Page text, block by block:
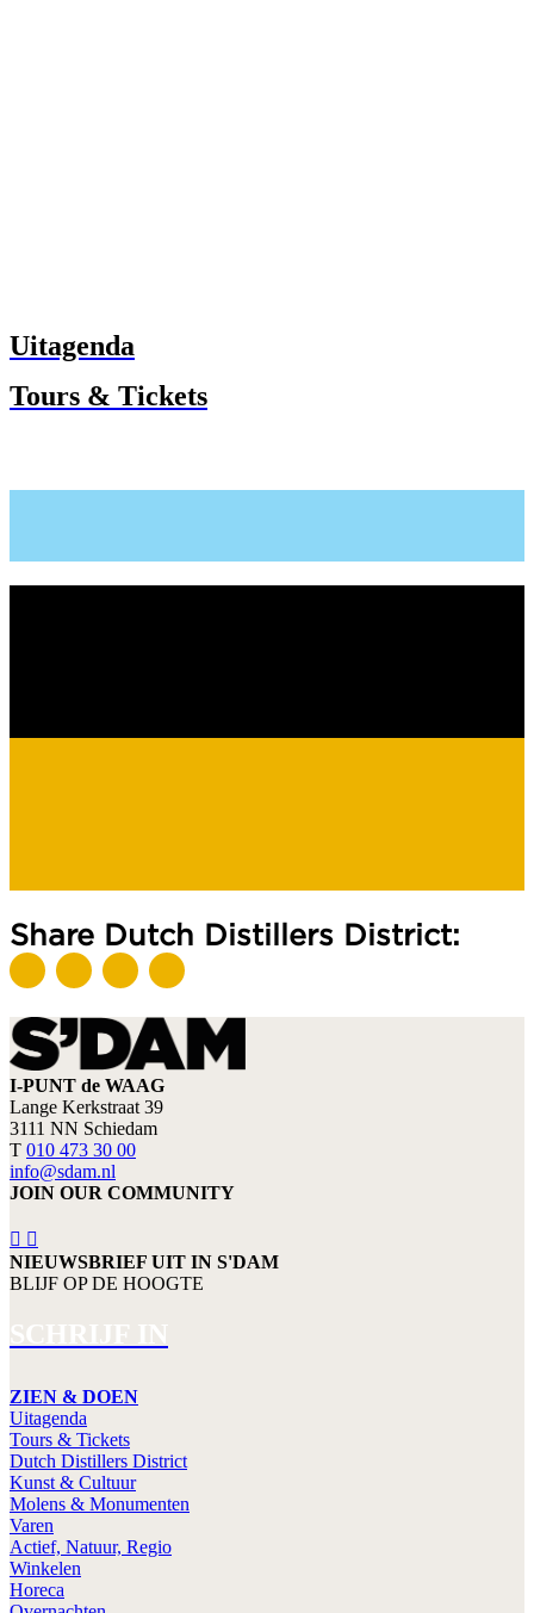
Uitagenda
Tours & Tickets
Share Dutch Distillers District:
I-PUNT de WAAG
Lange Kerkstraat 39
3111 NN Schiedam
T 010 473 30 00
info@sdam.nl
JOIN OUR COMMUNITY
NIEUWSBRIEF UIT IN S'DAM
BLIJF OP DE HOOGTE
SCHRIJF IN
ZIEN & DOEN
Uitagenda
Tours & Tickets
Dutch Distillers District
Kunst & Cultuur
Molens & Monumenten
Varen
Actief, Natuur, Regio
Winkelen
Horeca